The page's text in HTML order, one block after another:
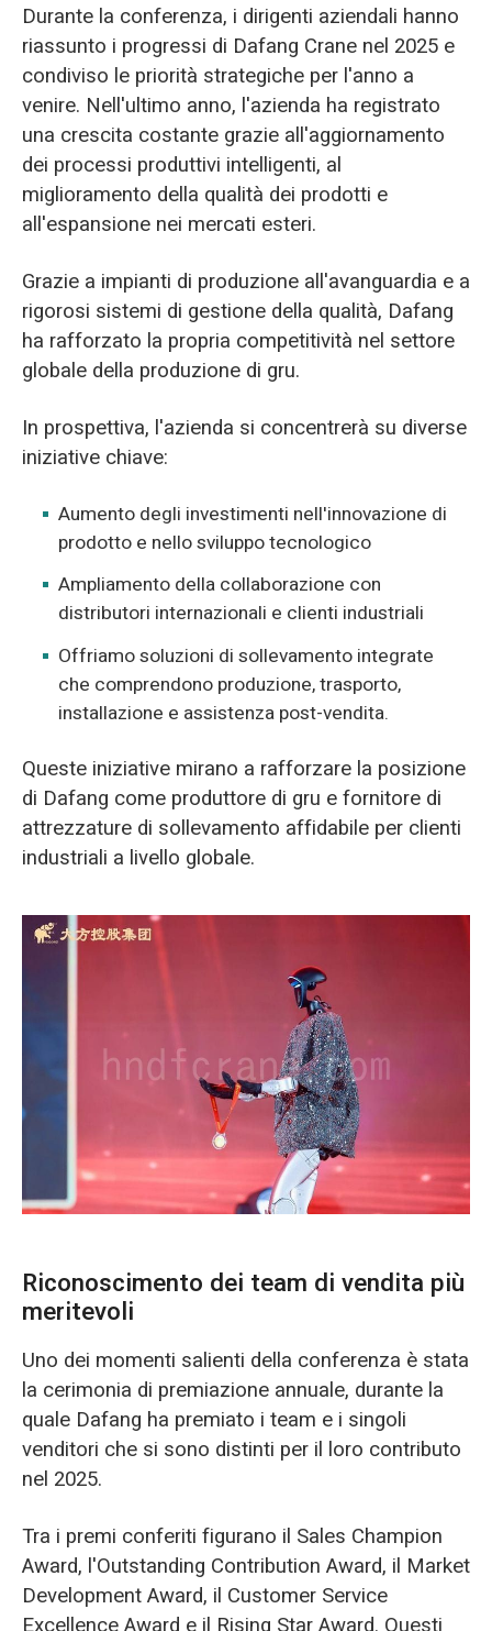
Durante la conferenza, i dirigenti aziendali hanno
riassunto i progressi di Dafang Crane nel 2025 e
condiviso le priorità strategiche per l'anno a
venire. Nell'ultimo anno, l'azienda ha registrato
una crescita costante grazie all'aggiornamento
dei processi produttivi intelligenti, al
miglioramento della qualità dei prodotti e
all'espansione nei mercati esteri.
Grazie a impianti di produzione all'avanguardia e a
rigorosi sistemi di gestione della qualità, Dafang
ha rafforzato la propria competitività nel settore
globale della produzione di gru.
In prospettiva, l'azienda si concentrerà su diverse
iniziative chiave:
Aumento degli investimenti nell'innovazione di
prodotto e nello sviluppo tecnologico
Ampliamento della collaborazione con
distributori internazionali e clienti industriali
Offriamo soluzioni di sollevamento integrate
che comprendono produzione, trasporto,
installazione e assistenza post-vendita.
Queste iniziative mirano a rafforzare la posizione
di Dafang come produttore di gru e fornitore di
attrezzature di sollevamento affidabile per clienti
industriali a livello globale.
Riconoscimento dei team di vendita più
meritevoli
Uno dei momenti salienti della conferenza è stata
la cerimonia di premiazione annuale, durante la
quale Dafang ha premiato i team e i singoli
venditori che si sono distinti per il loro contributo
nel 2025.
Tra i premi conferiti figurano il Sales Champion
Award, l'Outstanding Contribution Award, il Market
Development Award, il Customer Service